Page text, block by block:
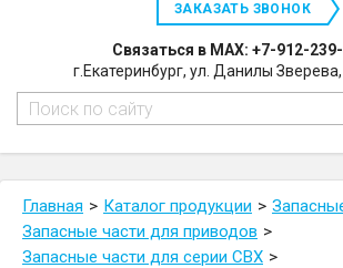
ЗАКАЗАТЬ ЗВОНОК
Связаться в MAX: +7-912-
г.Екатеринбург, ул. Данилы
Главная Каталог продукции
Запасные части для приводов
Запасные части для серии CBX